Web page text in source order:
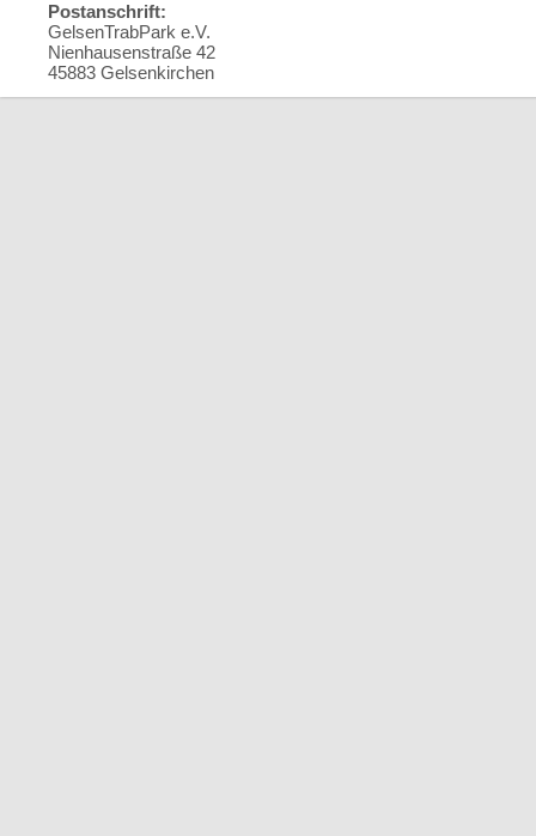
Postanschrift:
GelsenTrabPark e.V.
Nienhausenstraße 42
45883 Gelsenkirchen